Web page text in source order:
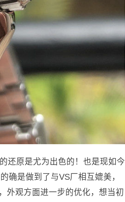
还原是尤为出色的！也是现如今
确是做到了与VS厂相互媲美，
外观方面进一步的优化，想当初